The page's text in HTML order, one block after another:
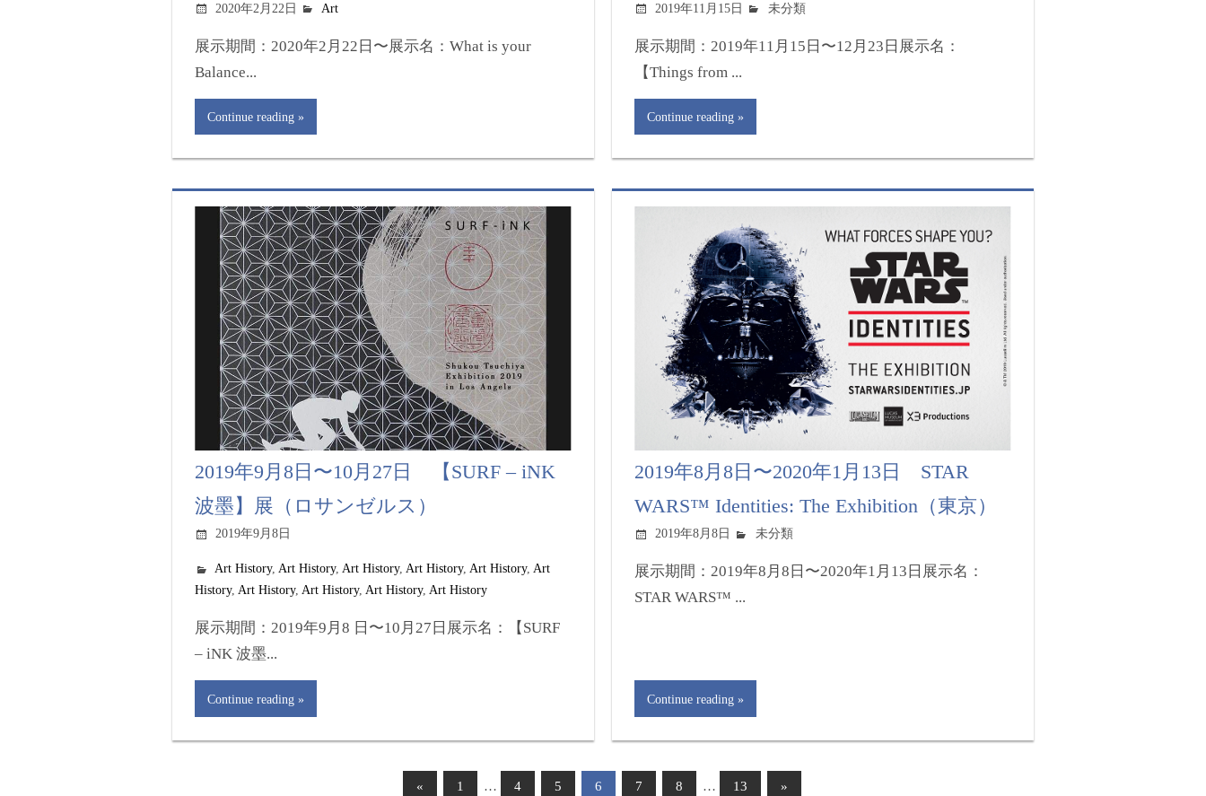
2020年2月22日 Art
展示期間：2020年2月22日〜展示名：What is your
Balance...
Continue reading
2019年11月15日 未分類
展示期間：2019年11月15日〜12月23日展示名：
【Things from ...
Continue reading
2019年9月8日〜10月27日 【SURF – iNK
波墨】展（ロサンゼルス）
2019年9月8日
Art History,Art History,Art History,Art History,Art History,Art
History,Art History,Art History,Art History,Art History
展示期間：2019年9月8 日〜10月27日展示名：【SURF
– iNK 波墨...
Continue reading
2019年8月8日〜2020年1月13日 STAR
WARS™ Identities: The Exhibition（東京）
2019年8月8日 未分類
展示期間：2019年8月8日〜2020年1月13日展示名：
STAR WARS™ ...
Continue reading
« 1 … 4 5 6 7 8 … 13 »